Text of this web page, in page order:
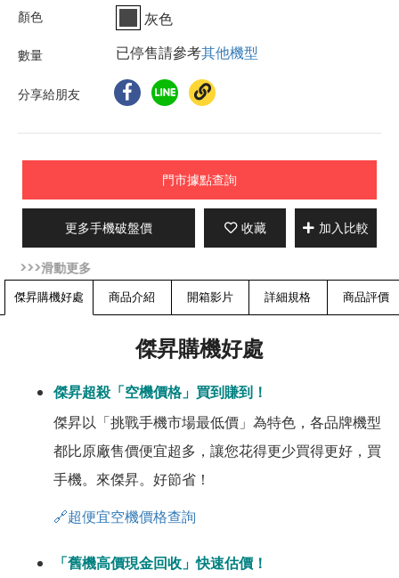
灰色
已停售請參考其他機型
分享給朋友
門市據點查詢
更多手機破盤價 收藏 加入比較
傑昇購機好處 商品介紹 開箱影片 詳細規格 商品評價
傑昇購機好處
傑昇超殺「空機價格」買到賺到！
傑昇以「挑戰手機市場最低價」為特色，各品牌機型
都比原廠售價便宜超多，讓您花得更少買得更好，買
手機。來傑昇。好節省！
🔗超便宜空機價格查詢
「舊機高價現金回收」快速估價！